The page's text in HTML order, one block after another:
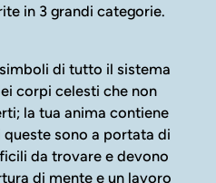
in 3 grandi categorie.
di tutto il sistema
corpi celesti che non
la tua anima contiene
sono a portata di
da trovare e devono
di mente e un lavoro